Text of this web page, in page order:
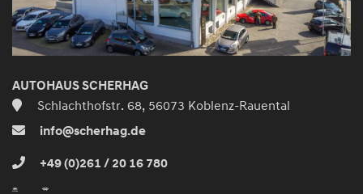
AUTOHAUS SCHERHAG
Schlachthofstr. 68, 56073 Koblenz-Rauental
info@scherhag.de
+49 (0)261 / 20 16 780